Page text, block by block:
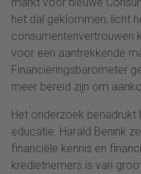
het dal geklommen; licht
consumentenvertrouwen
voor een aantrekkende
Financieringsbarometer
meer bereid zijn om
Het onderzoek benadrukt
educatie. Harald Benink
financiële kennis en
kredietnemers is van